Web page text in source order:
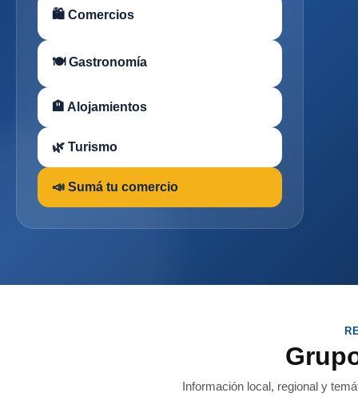
🛍 Comercios
🍽 Gastronomía
🏨 Alojamientos
🌿 Turismo
📣 Sumá tu comercio
Información local, regional y